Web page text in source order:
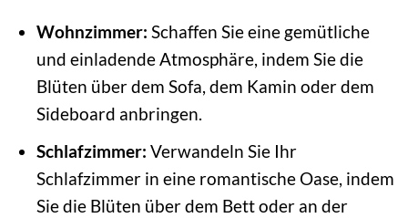
Wohnzimmer: Schaffen Sie eine gemütliche
und einladende Atmosphäre, indem Sie die
Blüten über dem Sofa, dem Kamin oder dem
Sideboard anbringen.
Schlafzimmer: Verwandeln Sie Ihr
Schlafzimmer in eine romantische Oase, indem
Sie die Blüten über dem Bett oder an der